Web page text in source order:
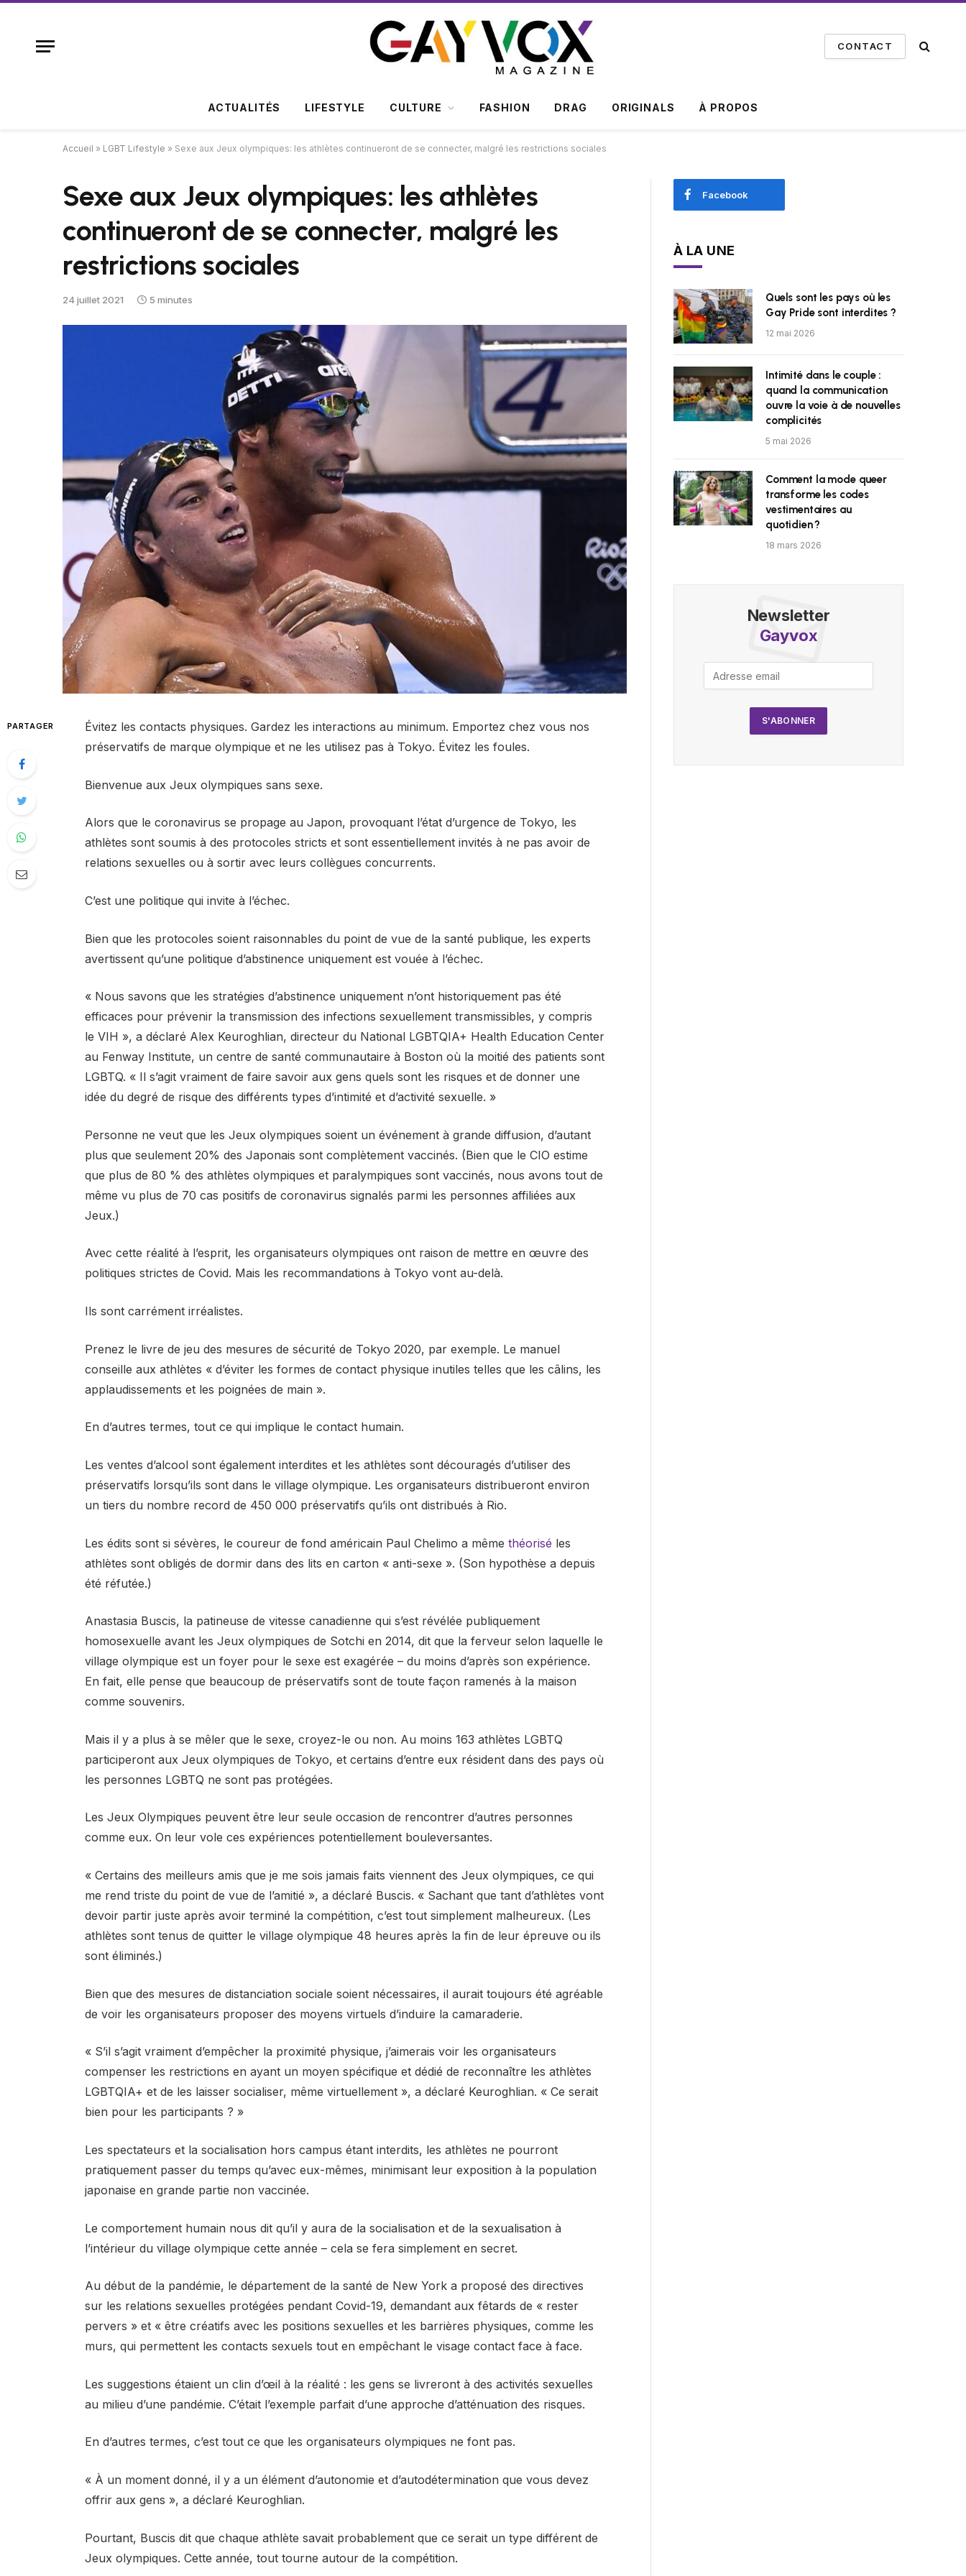
CONTACT
ACTUALITÉS LIFESTYLE CULTURE FASHION DRAG ORIGINALS À PROPOS
Accueil » LGBT Lifestyle » Sexe aux Jeux olympiques: les athlètes continueront de se connecter, malgré les restrictions sociales
Sexe aux Jeux olympiques: les athlètes
continueront de se connecter, malgré les
restrictions sociales
24 juillet 2021 5 minutes
PARTAGER
Évitez les contacts physiques. Gardez les interactions au minimum. Emportez chez vous nos
préservatifs de marque olympique et ne les utilisez pas à Tokyo. Évitez les foules.
Bienvenue aux Jeux olympiques sans sexe.
Alors que le coronavirus se propage au Japon, provoquant l’état d’urgence de Tokyo, les
athlètes sont soumis à des protocoles stricts et sont essentiellement invités à ne pas avoir de
relations sexuelles ou à sortir avec leurs collègues concurrents.
C’est une politique qui invite à l’échec.
Bien que les protocoles soient raisonnables du point de vue de la santé publique, les experts
avertissent qu’une politique d’abstinence uniquement est vouée à l’échec.
« Nous savons que les stratégies d’abstinence uniquement n’ont historiquement pas été
efficaces pour prévenir la transmission des infections sexuellement transmissibles, y compris
le VIH », a déclaré Alex Keuroghlian, directeur du National LGBTQIA+ Health Education Center
au Fenway Institute, un centre de santé communautaire à Boston où la moitié des patients sont
LGBTQ. « Il s’agit vraiment de faire savoir aux gens quels sont les risques et de donner une
idée du degré de risque des différents types d’intimité et d’activité sexuelle. »
Personne ne veut que les Jeux olympiques soient un événement à grande diffusion, d’autant
plus que seulement 20% des Japonais sont complètement vaccinés. (Bien que le CIO estime
que plus de 80 % des athlètes olympiques et paralympiques sont vaccinés, nous avons tout de
même vu plus de 70 cas positifs de coronavirus signalés parmi les personnes affiliées aux
Jeux.)
Avec cette réalité à l’esprit, les organisateurs olympiques ont raison de mettre en œuvre des
politiques strictes de Covid. Mais les recommandations à Tokyo vont au-delà.
Ils sont carrément irréalistes.
Prenez le livre de jeu des mesures de sécurité de Tokyo 2020, par exemple. Le manuel
conseille aux athlètes « d’éviter les formes de contact physique inutiles telles que les câlins, les
applaudissements et les poignées de main ».
En d’autres termes, tout ce qui implique le contact humain.
Les ventes d’alcool sont également interdites et les athlètes sont découragés d’utiliser des
préservatifs lorsqu’ils sont dans le village olympique. Les organisateurs distribueront environ
un tiers du nombre record de 450 000 préservatifs qu’ils ont distribués à Rio.
Les édits sont si sévères, le coureur de fond américain Paul Chelimo a même théorisé les
athlètes sont obligés de dormir dans des lits en carton « anti-sexe ». (Son hypothèse a depuis
été réfutée.)
Anastasia Buscis, la patineuse de vitesse canadienne qui s’est révélée publiquement
homosexuelle avant les Jeux olympiques de Sotchi en 2014, dit que la ferveur selon laquelle le
village olympique est un foyer pour le sexe est exagérée – du moins d’après son expérience.
En fait, elle pense que beaucoup de préservatifs sont de toute façon ramenés à la maison
comme souvenirs.
Mais il y a plus à se mêler que le sexe, croyez-le ou non. Au moins 163 athlètes LGBTQ
participeront aux Jeux olympiques de Tokyo, et certains d’entre eux résident dans des pays où
les personnes LGBTQ ne sont pas protégées.
Les Jeux Olympiques peuvent être leur seule occasion de rencontrer d’autres personnes
comme eux. On leur vole ces expériences potentiellement bouleversantes.
« Certains des meilleurs amis que je me sois jamais faits viennent des Jeux olympiques, ce qui
me rend triste du point de vue de l’amitié », a déclaré Buscis. « Sachant que tant d’athlètes vont
devoir partir juste après avoir terminé la compétition, c’est tout simplement malheureux. (Les
athlètes sont tenus de quitter le village olympique 48 heures après la fin de leur épreuve ou ils
sont éliminés.)
Bien que des mesures de distanciation sociale soient nécessaires, il aurait toujours été agréable
de voir les organisateurs proposer des moyens virtuels d’induire la camaraderie.
« S’il s’agit vraiment d’empêcher la proximité physique, j’aimerais voir les organisateurs
compenser les restrictions en ayant un moyen spécifique et dédié de reconnaître les athlètes
LGBTQIA+ et de les laisser socialiser, même virtuellement », a déclaré Keuroghlian. « Ce serait
bien pour les participants ? »
Les spectateurs et la socialisation hors campus étant interdits, les athlètes ne pourront
pratiquement passer du temps qu’avec eux-mêmes, minimisant leur exposition à la population
japonaise en grande partie non vaccinée.
Le comportement humain nous dit qu’il y aura de la socialisation et de la sexualisation à
l’intérieur du village olympique cette année – cela se fera simplement en secret.
Au début de la pandémie, le département de la santé de New York a proposé des directives
sur les relations sexuelles protégées pendant Covid-19, demandant aux fêtards de « rester
pervers » et « être créatifs avec les positions sexuelles et les barrières physiques, comme les
murs, qui permettent les contacts sexuels tout en empêchant le visage contact face à face.
Les suggestions étaient un clin d’œil à la réalité : les gens se livreront à des activités sexuelles
au milieu d’une pandémie. C’était l’exemple parfait d’une approche d’atténuation des risques.
En d’autres termes, c’est tout ce que les organisateurs olympiques ne font pas.
« À un moment donné, il y a un élément d’autonomie et d’autodétermination que vous devez
offrir aux gens », a déclaré Keuroghlian.
Pourtant, Buscis dit que chaque athlète savait probablement que ce serait un type différent de
Jeux olympiques. Cette année, tout tourne autour de la compétition.
Facebook
À LA UNE
Quels sont les pays où les
Gay Pride sont interdites ?
12 mai 2026
Intimité dans le couple :
quand la communication
ouvre la voie à de nouvelles
complicités
5 mai 2026
Comment la mode queer
transforme les codes
vestimentaires au
quotidien ?
18 mars 2026
Newsletter
Gayvox